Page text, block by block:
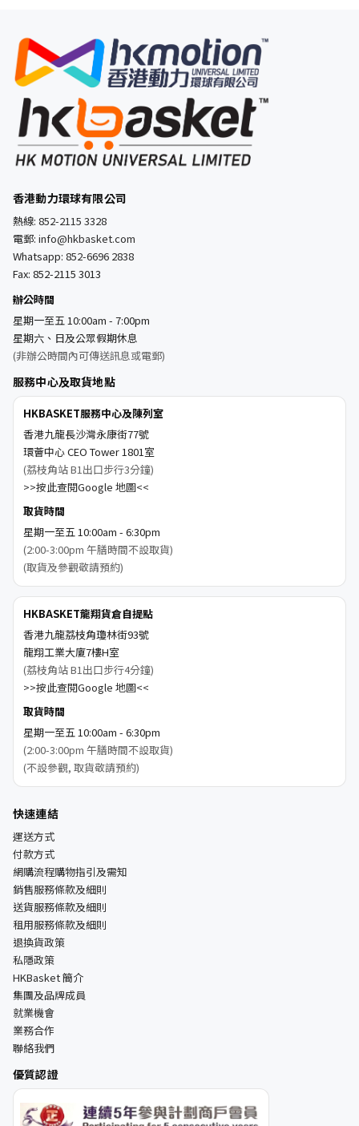
香港動力環球有限公司
熱線: 852-2115 3328
電郵: info@hkbasket.com
Whatsapp: 852-6696 2838
Fax: 852-2115 3013
辦公時間
星期一至五 10:00am - 7:00pm
星期六、日及公眾假期休息
(非辦公時間內可傳送訊息或電郵)
服務中心及取貨地點
HKBASKET服務中心及陳列室
香港九龍長沙灣永康街77號
環薈中心 CEO Tower 1801室
(荔枝角站 B1出口步行3分鐘)
>>按此查閱Google 地圖<<
取貨時間
星期一至五 10:00am - 6:30pm
(2:00-3:00pm 午膳時間不設取貨)
(取貨及參觀敬請預約)
HKBASKET龍翔貨倉自提點
香港九龍荔枝角瓊林街93號
龍翔工業大廈7樓H室
(荔枝角站 B1出口步行4分鐘)
>>按此查閱Google 地圖<<
取貨時間
星期一至五 10:00am - 6:30pm
(2:00-3:00pm 午膳時間不設取貨)
(不設參觀, 取貨敬請預約)
快速連結
運送方式
付款方式
網購流程購物指引及需知
銷售服務條款及細則
送貨服務條款及細則
租用服務條款及細則
退換貨政策
私隱政策
HKBasket 簡介
集團及品牌成員
就業機會
業務合作
聯絡我們
優質認證